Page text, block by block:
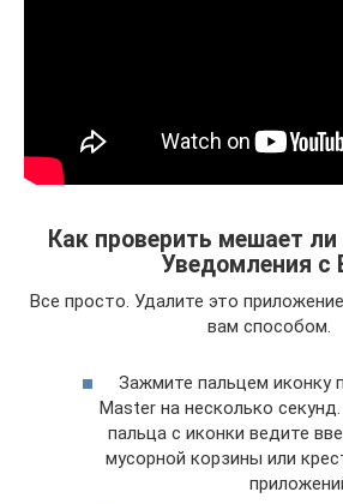
Как проверить мешает
Уведомления с
Все просто. Удалите это
вам способом.
Зажмите пальцем иконку
Master на несколько
пальца с иконки ведите
мусорной корзины или